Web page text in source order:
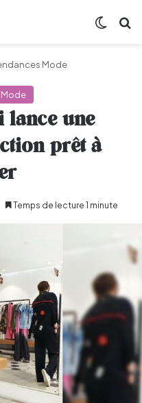
Mode
une
prêt à
Temps de lecture 1 minute